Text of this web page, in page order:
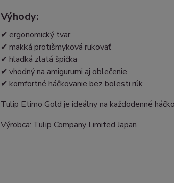
Výhody:
✔ ergonomický tvar
✔ mäkká protišmyková rukoväť
✔ hladká zlatá špička
✔ vhodný na amigurumi aj oblečenie
✔ komfortné háčkovanie bez bolesti rúk
Tulip Etimo Gold je ideálny na každodenné
Výrobca: Tulip Company Limited Japan